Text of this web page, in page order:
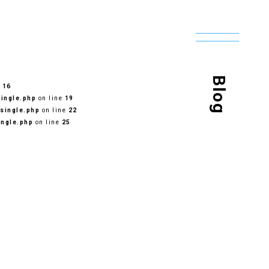
16
on line 19
on line 22
on line 25
Blog